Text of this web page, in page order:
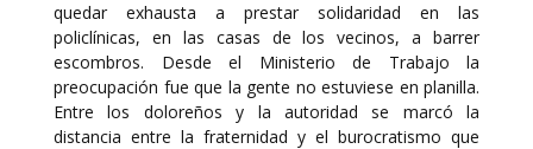
quedar exhausta a prestar solidaridad en las
policlínicas, en las casas de los vecinos, a barrer
escombros. Desde el Ministerio de Trabajo la
preocupación fue que la gente no estuviese en planilla.
Entre los doloreños y la autoridad se marcó la
distancia entre la fraternidad y el burocratismo que